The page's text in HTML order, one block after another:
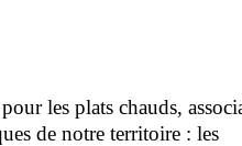
les plats chauds,
de notre territoire : les